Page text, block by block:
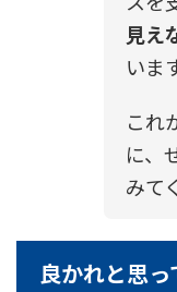
見え
いま
これ
に、
みて
良かれと思